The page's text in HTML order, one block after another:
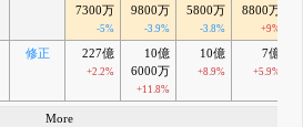
7300万
-5%
9800万
-3.9%
5800万
-3.8%
8800万
+9%
修正 227億
+2.2%
10億
6000万
+11.8%
10億
+8.9%
7億
+5.9%
More